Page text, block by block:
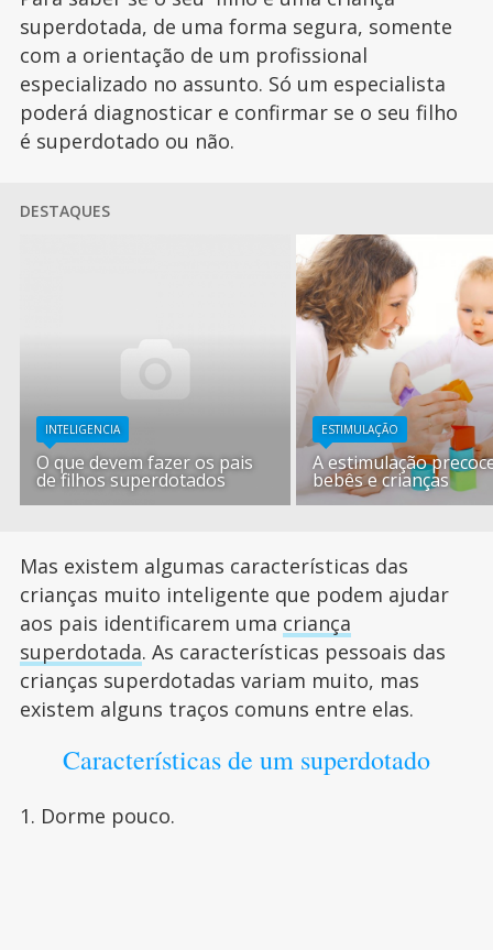
superdotada, de uma forma segura, somente
com a orientação de um profissional
especializado no assunto. Só um especialista
poderá diagnosticar e confirmar se o seu filho
é superdotado ou não.
DESTAQUES
INTELIGENCIA
O que devem fazer os pais
de filhos superdotados
ESTIMULAÇÃO
A estimulação
bebês e crianças
Mas existem algumas características das
crianças muito inteligente que podem ajudar
aos pais identificarem uma criança
superdotada. As características pessoais das
crianças superdotadas variam muito, mas
existem alguns traços comuns entre elas.
Características de um superdotado
1. Dorme pouco.